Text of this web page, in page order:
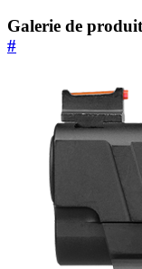
Galerie de
#